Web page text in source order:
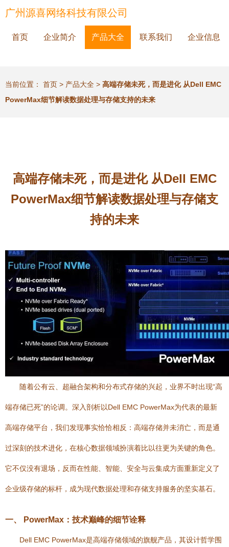
广州源喜网络科技有限公司
首页 企业简介 产品大全 联系我们 企业信息
当前位置： 首页 > 产品大全 > 高端存储未死，而是进化 从Dell EMC
PowerMax细节解读数据处理与存储支持的未来
高端存储未死，而是进化 从Dell EMC
PowerMax细节解读数据处理与存储支
持的未来
随着公有云、超融合架构和分布式存储的兴起，业界不时出现“高
端存储已死”的论调。深入剖析以Dell EMC PowerMax为代表的最新
高端存储平台，我们发现事实恰恰相反：高端存储并未消亡，而是通
过深刻的技术进化，在核心数据领域扮演着比以往更为关键的角色。
它不仅没有退场，反而在性能、智能、安全与云集成方面重新定义了
企业级存储的标杆，成为现代数据处理和存储支持服务的坚实基石。
一、 PowerMax：技术巅峰的细节诠释
Dell EMC PowerMax是高端存储领域的旗舰产品，其设计哲学围